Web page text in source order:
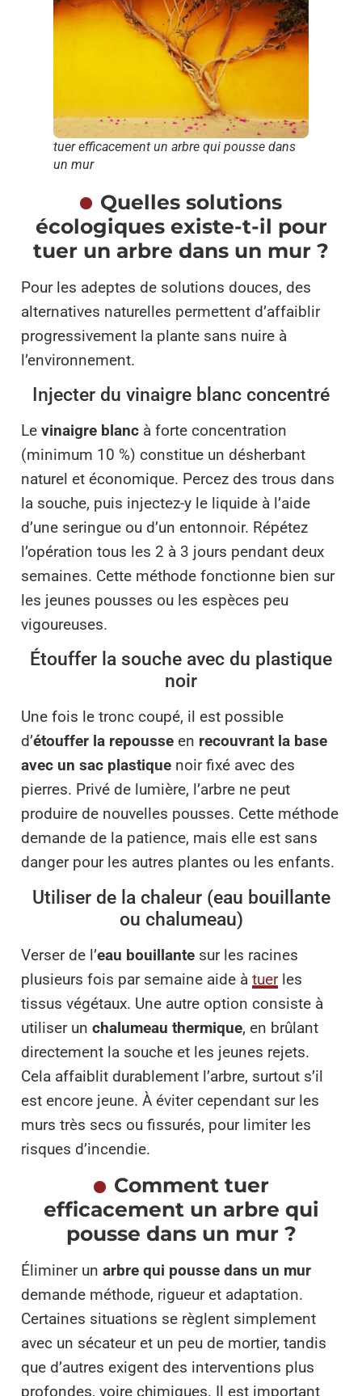
tuer efficacement un arbre qui pousse dans
un mur
Quelles solutions
écologiques existe-t-il pour
tuer un arbre dans un mur ?
Pour les adeptes de solutions douces, des
alternatives naturelles permettent d’affaiblir
progressivement la plante sans nuire à
l’environnement.
Injecter du vinaigre blanc concentré
Le vinaigre blanc à forte concentration
(minimum 10 %) constitue un désherbant
naturel et économique. Percez des trous dans
la souche, puis injectez-y le liquide à l’aide
d’une seringue ou d’un entonnoir. Répétez
l’opération tous les 2 à 3 jours pendant deux
semaines. Cette méthode fonctionne bien sur
les jeunes pousses ou les espèces peu
vigoureuses.
Étouffer la souche avec du plastique
noir
Une fois le tronc coupé, il est possible
d’étouffer la repousse en recouvrant la base
avec un sac plastique noir fixé avec des
pierres. Privé de lumière, l’arbre ne peut
produire de nouvelles pousses. Cette méthode
demande de la patience, mais elle est sans
danger pour les autres plantes ou les enfants.
Utiliser de la chaleur (eau bouillante
ou chalumeau)
Verser de l’eau bouillante sur les racines
plusieurs fois par semaine aide à tuerles
tissus végétaux. Une autre option consiste à
utiliser un chalumeau thermique, en brûlant
directement la souche et les jeunes rejets.
Cela affaiblit durablement l’arbre, surtout s’il
est encore jeune. À éviter cependant sur les
murs très secs ou fissurés, pour limiter les
risques d’incendie.
Comment tuer
efficacement un arbre qui
pousse dans un mur ?
Éliminer un arbre qui pousse dans un mur
demande méthode, rigueur et adaptation.
Certaines situations se règlent simplement
avec un sécateur et un peu de mortier, tandis
que d’autres exigent des interventions plus
profondes, voire chimiques. Il est important